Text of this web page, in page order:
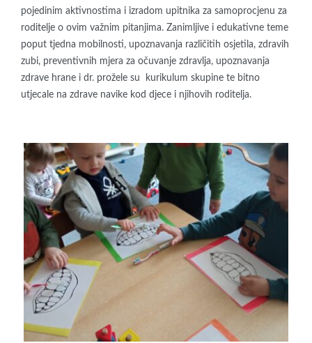
pojedinim aktivnostima i izradom upitnika za samoprocjenu za
roditelje o ovim važnim pitanjima. Zanimljive i edukativne teme
poput tjedna mobilnosti, upoznavanja različitih osjetila, zdravih
zubi, preventivnih mjera za očuvanje zdravlja, upoznavanja
zdrave hrane i dr. prožele su kurikulum skupine te bitno
utjecale na zdrave navike kod djece i njihovih roditelja.